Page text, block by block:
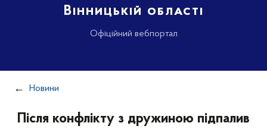
Вінницькій області
Офіційний вебпортал
Новини
Після конфлікту з дружиною підпалив